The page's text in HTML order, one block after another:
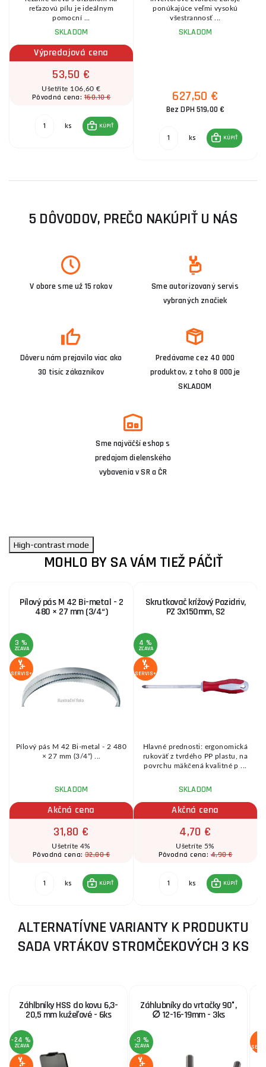
reťazovú pílu je ideálnym
pomocní ...
SKLADOM
Výpredajová cena
53,50 €
Ušetříte 106,60 €
Pôvodná cena:160,10 €
ks KÚPIŤ
ponúkajúce veľmi vysokú
všestrannosť ...
SKLADOM
627,50 €
Bez DPH 519,00 €
ks KÚPIŤ
5 DÔVODOV, PREČO NAKÚPIŤ U NÁS
V obore sme už 15 rokov
Sme autorizovaný servis
vybraných značiek
Dôveru nám prejavilo viac ako
30 tisíc zákazníkov
Predávame cez 40 000
produktov, z toho 8 000 je
SKLADOM
Sme najväčší eshop s
predajom dielenského
vybavenia v SR a ČR
High-contrast mode
MOHLO BY SA VÁM TIEŽ PÁČIŤ
Pílový pás M 42 Bi-metal - 2
480 × 27 mm (3/4“)
3 %
ZĽAVA
SERVIS+
Pílový pás M 42 Bi-metal - 2 480
× 27 mm (3/4“) ...
SKLADOM
Akčná cena
31,80 €
Ušetríte 4%
Pôvodná cena:32,80 €
ks KÚPIŤ
Skrutkovač krížový Pozidriv,
PZ 3x150mm, S2
4 %
ZĽAVA
SERVIS+
Hlavné prednosti: ergonomická
rukoväť z tvrdého PP plastu, na
povrchu mäkčená kvalitné p ...
SKLADOM
Akčná cena
4,70 €
Ušetríte 5%
Pôvodná cena:4,90 €
ks KÚPIŤ
ALTERNATÍVNE VARIANTY K PRODUKTU
SADA VRTÁKOV STROMČEKOVÝCH 3 KS
Záhlbníky HSS do kovu 6,3-
20,5 mm kužeľové - 6ks
-24 %
ZĽAVA
Záhlubníky do vrtačky 90°,
∅ 12-16-19mm - 3ks
-3 %
ZĽAVA